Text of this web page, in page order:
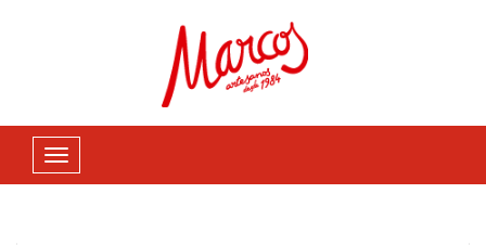
Navegación
de
Frutos Secos Avellana negreta cruda con piel 500gr